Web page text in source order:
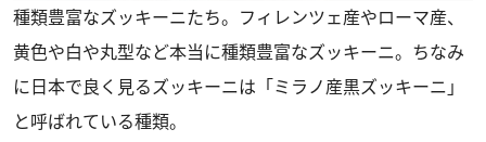
種類豊富なズッキーニたち。フィレンツェ産やローマ産、
黄色や白や丸型など本当に種類豊富なズッキーニ。ちなみ
に日本で良く見るズッキーニは「ミラノ産黒ズッキーニ」
と呼ばれている種類。